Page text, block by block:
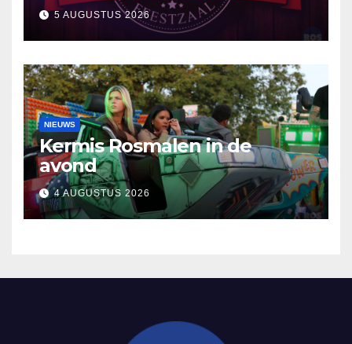
5 AUGUSTUS 2026
NIEUWS
Kermis Rosmalen in de
avond
4 AUGUSTUS 2026